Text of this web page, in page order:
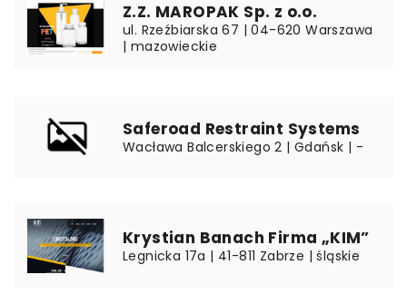
Z.Z. MAROPAK Sp. z o.o.
ul. Rzeźbiarska 67 | 04-620 Warszawa
| mazowieckie
Saferoad Restraint Systems
Wacława Balcerskiego 2 | Gdańsk | -
Krystian Banach Firma „KIM”
Legnicka 17a | 41-811 Zabrze | śląskie